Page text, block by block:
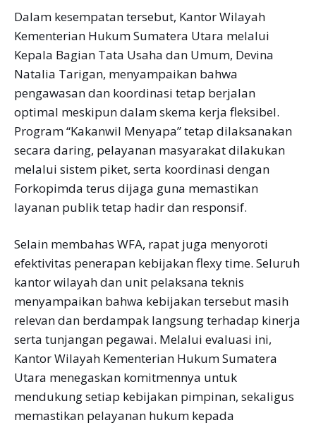
Dalam kesempatan tersebut, Kantor Wilayah
Kementerian Hukum Sumatera Utara melalui
Kepala Bagian Tata Usaha dan Umum, Devina
Natalia Tarigan, menyampaikan bahwa
pengawasan dan koordinasi tetap berjalan
optimal meskipun dalam skema kerja fleksibel.
Program “Kakanwil Menyapa” tetap dilaksanakan
secara daring, pelayanan masyarakat dilakukan
melalui sistem piket, serta koordinasi dengan
Forkopimda terus dijaga guna memastikan
layanan publik tetap hadir dan responsif.
Selain membahas WFA, rapat juga menyoroti
efektivitas penerapan kebijakan flexy time. Seluruh
kantor wilayah dan unit pelaksana teknis
menyampaikan bahwa kebijakan tersebut masih
relevan dan berdampak langsung terhadap kinerja
serta tunjangan pegawai. Melalui evaluasi ini,
Kantor Wilayah Kementerian Hukum Sumatera
Utara menegaskan komitmennya untuk
mendukung setiap kebijakan pimpinan, sekaligus
memastikan pelayanan hukum kepada